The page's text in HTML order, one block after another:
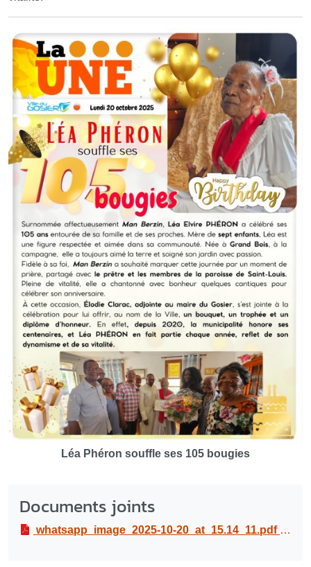
Léa Phéron souffle ses 105 bougies
Documents joints
whatsapp_image_2025-10-20_at_15.14_11.pdf PDF